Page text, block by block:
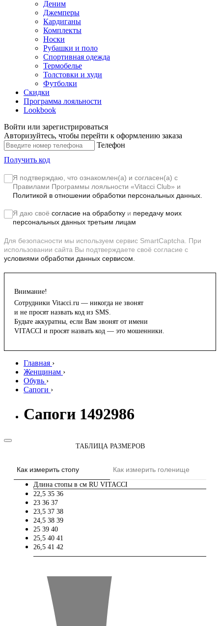
Деним
Джемперы
Кардиганы
Комплекты
Носки
Рубашки и поло
Спортивная одежда
Термобелье
Толстовки и худи
Футболки
Скидки
Программа лояльности
Lookbook
Войти или зарегистрироваться
Авторизуйтесь, чтобы перейти к оформлению заказа
Телефон
Получить код
Я подтверждаю, что ознакомлен(а) и согласен(а) с
Правилами Программы лояльности «Vitacci Club» и
Политикой в отношении обработки персональных данных.
Я даю своё согласие на обработку и передачу моих
персональных данных третьим лицам
Для безопасности мы используем сервис SmartCaptcha. При
использовании сайта Вы подтверждаете своё согласие с
условиями обработки данных сервисом.
Внимание!
Сотрудники Vitacci.ru — никогда не звонят
и не просят назвать код из SMS.
Будьте аккуратны, если Вам звонят от имени
VITACCI и просят назвать код — это мошенники.
Главная ›
Женщинам ›
Обувь ›
Сапоги ›
Сапоги 1492986
ТАБЛИЦА РАЗМЕРОВ
Как измерить стопу Как измерить голенище
Длина стопы в см RU VITACCI
22,5 35 36
23 36 37
23,5 37 38
24,5 38 39
25 39 40
25,5 40 41
26,5 41 42